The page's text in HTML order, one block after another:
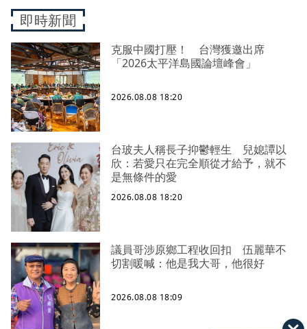
即時新聞
克服中國打壓！ 台灣獲邀出席
「2026太平洋島國論壇峰會」
2026.08.08 18:20
台玻夫人稱長子抑鬱輕生 兒媳譚以
欣：若愛只在完全順從才給予，就不
是無條件的愛
2026.08.08 18:20
議員哥涉原鄉工程收回扣 伍麗華不
切割暖喊：他是我大哥，他很好
2026.08.08 18:09